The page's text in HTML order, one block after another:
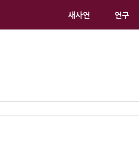
새사연 연구